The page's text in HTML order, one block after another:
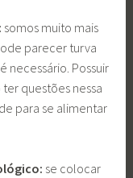
somos muito mais
parecer turva
necessário. Possuir
questões nessa
para se alimentar
se colocar